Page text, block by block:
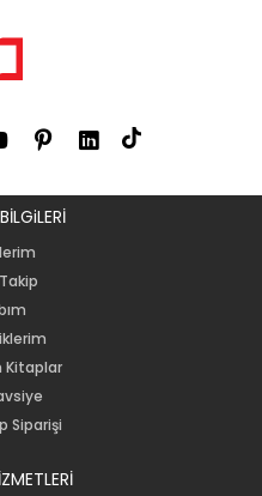
Kitaplar
Siparişi